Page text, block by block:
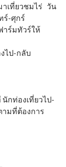
าเที่ยวชมไร่ วัน
ร์-ศุกร์
าร์มทัวร์ให้
ไป-กลับ
นักท่องเที่ยวไป-
ามที่ต้องการ